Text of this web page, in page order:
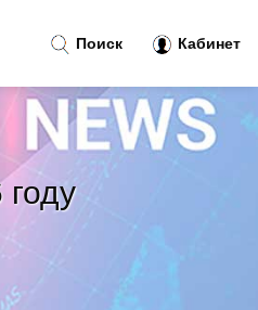
Поиск Кабинет